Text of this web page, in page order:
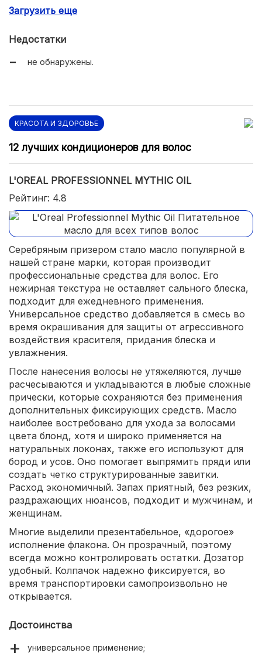
максимальное восстановление кутикулы;
Загрузить еще
Недостатки
не обнаружены.
КРАСОТА И ЗДОРОВЬЕ
12 лучших кондиционеров для волос
L'OREAL PROFESSIONNEL MYTHIC OIL
Рейтинг: 4.8
Серебряным призером стало масло популярной в
нашей стране марки, которая производит
профессиональные средства для волос. Его
нежирная текстура не оставляет сального блеска,
подходит для ежедневного применения.
Универсальное средство добавляется в смесь во
время окрашивания для защиты от агрессивного
воздействия красителя, придания блеска и
увлажнения.
После нанесения волосы не утяжеляются, лучше
расчесываются и укладываются в любые сложные
прически, которые сохраняются без применения
дополнительных фиксирующих средств. Масло
наиболее востребовано для ухода за волосами
цвета блонд, хотя и широко применяется на
натуральных локонах, также его используют для
бород и усов. Оно помогает выпрямить пряди или
создать четко структурированные завитки.
Расход экономичный. Запах приятный, без резких,
раздражающих нюансов, подходит и мужчинам, и
женщинам.
Многие выделили презентабельное, «дорогое»
исполнение флакона. Он прозрачный, поэтому
всегда можно контролировать остатки. Дозатор
удобный. Колпачок надежно фиксируется, во
время транспортировки самопроизвольно не
открывается.
Достоинства
универсальное применение;